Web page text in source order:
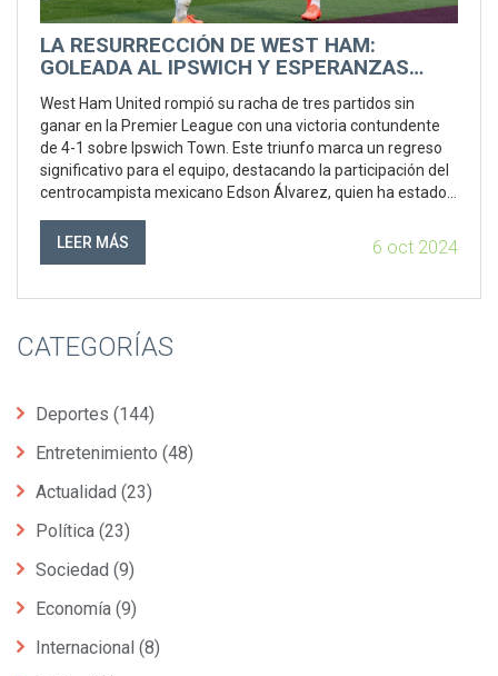
LA RESURRECCIÓN DE WEST HAM:
GOLEADA AL IPSWICH Y ESPERANZAS
West Ham United rompió su racha de tres partidos sin
ganar en la Premier League con una victoria contundente
de 4-1 sobre Ipswich Town. Este triunfo marca un regreso
significativo para el equipo, destacando la participación del
centrocampista mexicano Edson Álvarez, quien ha estado
levanta la moral del equipo, sino que también subraya su
determinación de recuperar su posición en la liga.
LEER MÁS 6 oct 2024
CATEGORÍAS
Deportes (144)
Entretenimiento (48)
Actualidad (23)
Política (23)
Sociedad (9)
Economía (9)
Internacional (8)